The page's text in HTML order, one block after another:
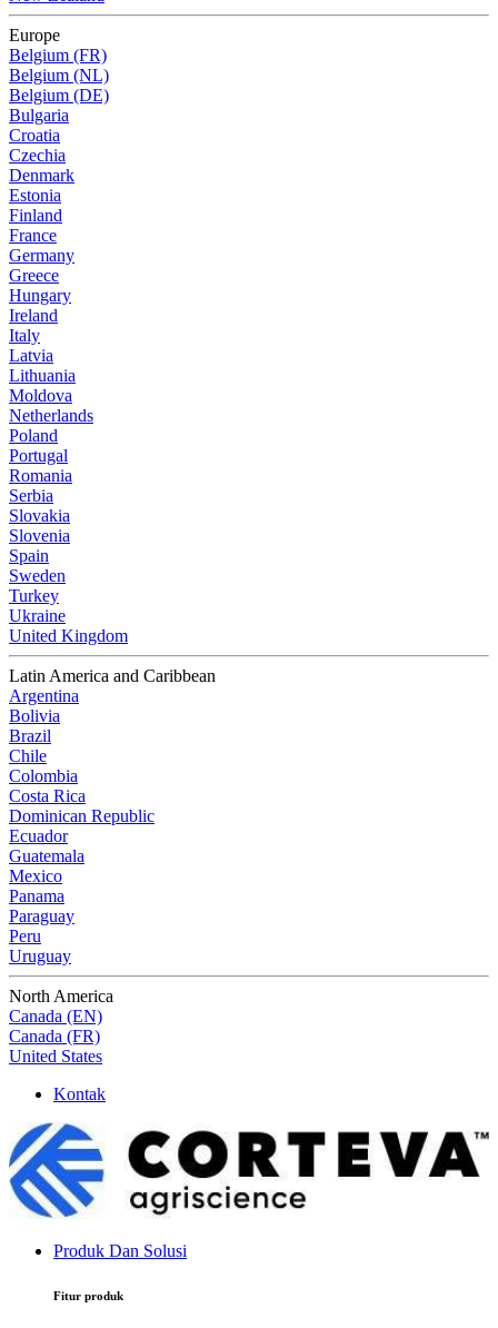
Europe
Belgium (FR)
Belgium (NL)
Belgium (DE)
Bulgaria
Croatia
Czechia
Denmark
Estonia
Finland
France
Germany
Greece
Hungary
Ireland
Italy
Latvia
Lithuania
Moldova
Netherlands
Poland
Portugal
Romania
Serbia
Slovakia
Slovenia
Spain
Sweden
Turkey
Ukraine
United Kingdom
Latin America and Caribbean
Argentina
Bolivia
Brazil
Chile
Colombia
Costa Rica
Dominican Republic
Ecuador
Guatemala
Mexico
Panama
Paraguay
Peru
Uruguay
North America
Canada (EN)
Canada (FR)
United States
Kontak
Produk Dan Solusi
Fitur produk